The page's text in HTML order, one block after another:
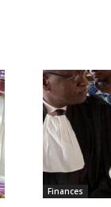
Finances